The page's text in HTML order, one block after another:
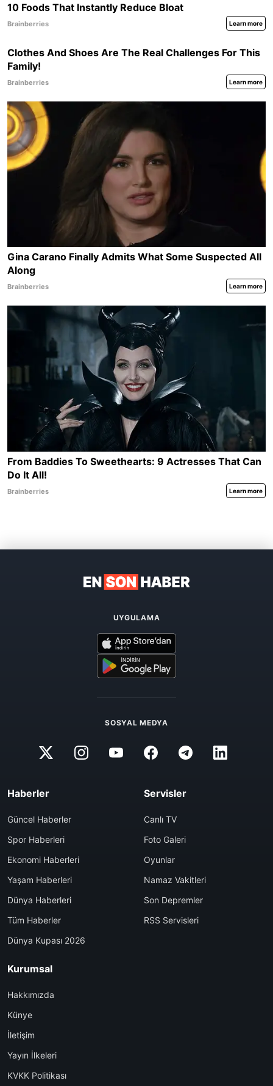
UYGULAMA
SOSYAL MEDYA
Haberler
Güncel Haberler
Spor Haberleri
Ekonomi Haberleri
Yaşam Haberleri
Dünya Haberleri
Tüm Haberler
Dünya Kupası 2026
Servisler
Canlı TV
Foto Galeri
Oyunlar
Namaz Vakitleri
Son Depremler
RSS Servisleri
Kurumsal
Hakkımızda
Künye
İletişim
Yayın İlkeleri
KVKK Politikası